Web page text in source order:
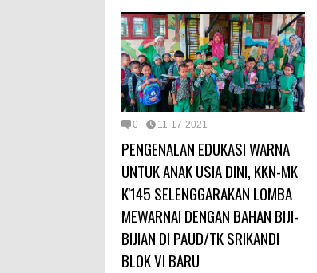
0 11-17-2021
PENGENALAN EDUKASI WARNA
UNTUK ANAK USIA DINI, KKN-MK
K'145 SELENGGARAKAN LOMBA
MEWARNAI DENGAN BAHAN BIJI-
BIJIAN DI PAUD/TK SRIKANDI
BLOK VI BARU